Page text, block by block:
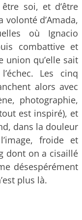
soi, et d’être
d’Amada,
où Ignacio
combattive et
union qu’elle sait
Les cinq
alors avec
photographie,
est inspiré), et
dans la douleur
froide et
dont on a cisaillé
désespérément
plus là.